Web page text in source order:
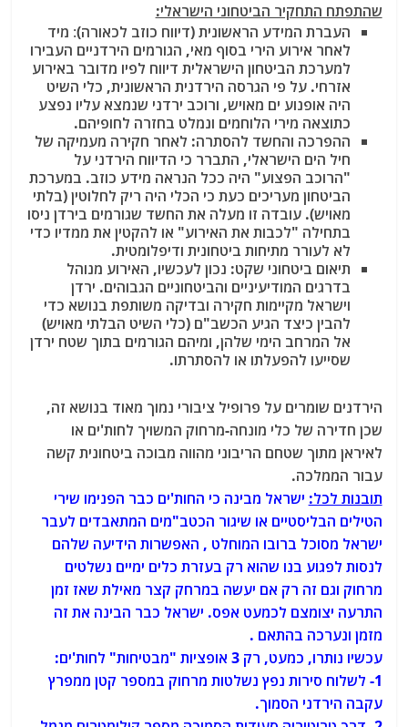
שהתפתח התחקיר הביטחוני הישראלי:
העברת המידע הראשונית (דיווח כוזב לכאורה): מיד
לאחר אירוע הירי בסוף מאי, הגורמים הירדניים העבירו
למערכת הביטחון הישראלית דיווח לפיו מדובר באירוע
אזרחי. על פי הגרסה הירדנית הראשונית, כלי השיט
היה אופנוע ים מאויש, ורוכב ירדני שנמצא עליו נפצע
כתוצאה מירי הלוחמים ונמלט בחזרה לחופיהם.
ההפרכה והחשד להסתרה: לאחר חקירה מעמיקה של
חיל הים הישראלי, התברר כי הדיווח הירדני על
"הרוכב הפצוע" היה ככל הנראה מידע כוזב. במערכת
הביטחון מעריכים כעת כי הכלי היה ריק לחלוטין (בלתי
מאויש). עובדה זו מעלה את החשד שגורמים בירדן ניסו
בתחילה "לכבות את האירוע" או להקטין את ממדיו כדי
לא לעורר מתיחות ביטחונית ודיפלומטית.
תיאום ביטחוני שקט: נכון לעכשיו, האירוע מנוהל
בדרגים המודיעיניים והביטחוניים הגבוהים. ירדן
וישראל מקיימות חקירה ובדיקה משותפת בנושא כדי
להבין כיצד הגיע הכשב"ם (כלי השיט הבלתי מאויש)
אל המרחב הימי שלהן, ומיהם הגורמים בתוך שטח ירדן
שסייעו להפעלתו או להסתרתו.
הירדנים שומרים על פרופיל ציבורי נמוך מאוד בנושא זה,
שכן חדירה של כלי מונחה-מרחוק המשויך לחות'ים או
לאיראן מתוך שטחם הריבוני מהווה מבוכה ביטחונית קשה
עבור הממלכה.
תובנות לכל: ישראל מבינה כי החות'ים כבר הפנימו שירי
הטילים הבליסטיים או שיגור הכטב"מים המתאבדים לעבר
ישראל מסוכל ברובו המוחלט , האפשרות הידיעה שלהם
לנסות לפגוע בנו שהוא רק בעזרת כלים ימיים נשלטים
מרחוק וגם זה רק אם יעשה במרחק קצר מאילת שאז זמן
התרעה יצומצם לכמעט אפס. ישראל כבר הבינה את זה
מזמן ונערכה בהתאם .
עכשיו נותרו, כמעט, רק 3 אופציות "מבטיחות" לחות'ים:
1- לשלוח סירות נפץ נשלטות מרחוק במספר קטן ממפרץ
עקבה הירדני הסמוך.